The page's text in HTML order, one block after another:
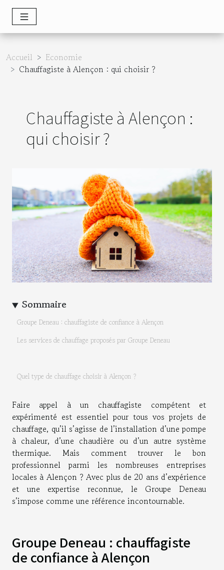
Accueil
Economie
Chauffagiste à Alençon : qui choisir ?
Chauffagiste à Alençon :
qui choisir ?
Sommaire
Groupe Deneau : chauffagiste de confiance à Alençon
Les services de chauffage proposés par Groupe Deneau
Quel type de chauffage choisir à Alençon ?
Faire appel à un chauffagiste compétent et
expérimenté est essentiel pour tous vos projets de
chauffage, qu’il s’agisse de l’installation d’une pompe
à chaleur, d’une chaudière ou d’un autre système
thermique. Mais comment trouver le bon
professionnel parmi les nombreuses entreprises
locales à Alençon ? Avec plus de 20 ans d’expérience
et une expertise reconnue, le Groupe Deneau
s’impose comme une référence incontournable.
Groupe Deneau : chauffagiste
de confiance à Alençon